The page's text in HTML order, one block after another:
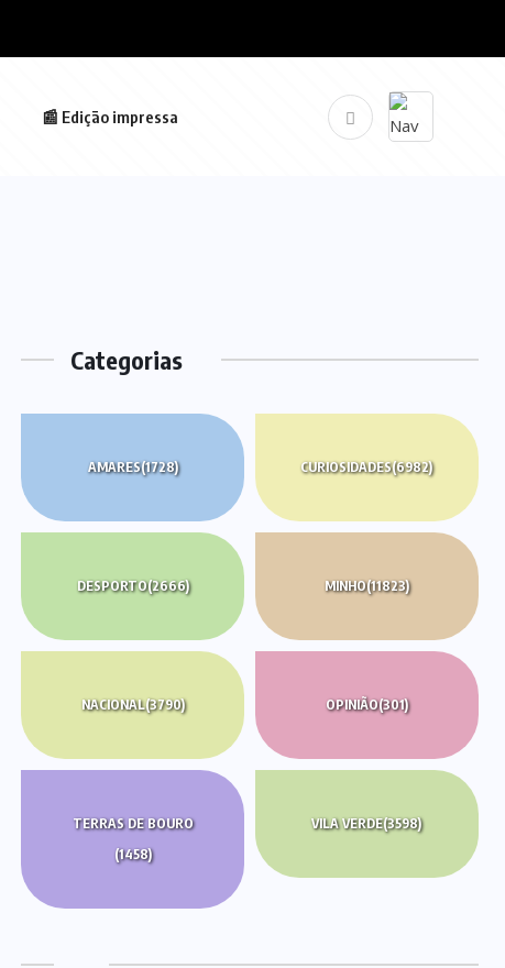
📰 Edição impressa
Categorias
AMARES(1728) CURIOSIDADES(6982)
DESPORTO(2666) MINHO(11823)
NACIONAL(3790) OPINIÃO(301)
TERRAS DE BOURO
(1458)
VILA VERDE(3598)